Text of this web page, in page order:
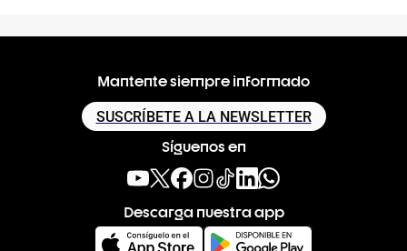
Mantente siempre informado
SUSCRÍBETE A LA NEWSLETTER
Síguenos en
Descarga nuestra app